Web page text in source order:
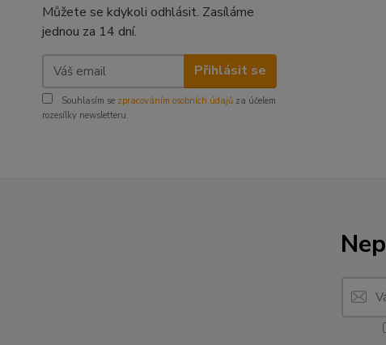
Můžete se kdykoli odhlásit. Zasíláme
jednou za 14 dní.
Přihlásit se
Souhlasím se zpracováním osobních údajů za účelem
rozesílky newsletteru.